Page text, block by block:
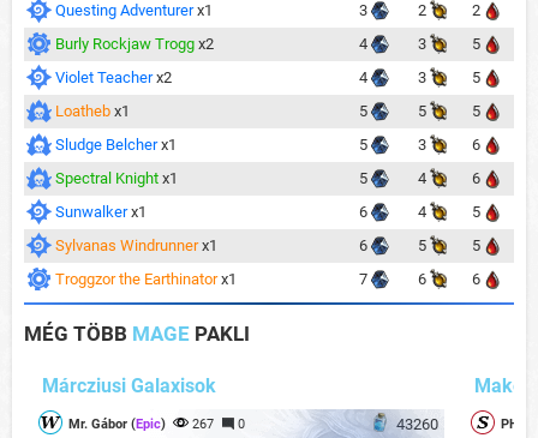
Questing Adventurer x1 3 2
2
Burly Rockjaw Trogg x2 4 3
5
Violet Teacher x2 4 3
5
Loatheb x1 5 5
5
Sludge Belcher x1 5 3
6
Spectral Knight x1 5 4
6
Sunwalker x1 6 4
5
Sylvanas Windrunner x1 6 5
5
Troggzor the Earthinator x1 7 6 6
MÉG TÖBB MAGE PAKLI
Márcziusi Galaxisok
43260
Mr. Gábor (Epic) 267 0
Make